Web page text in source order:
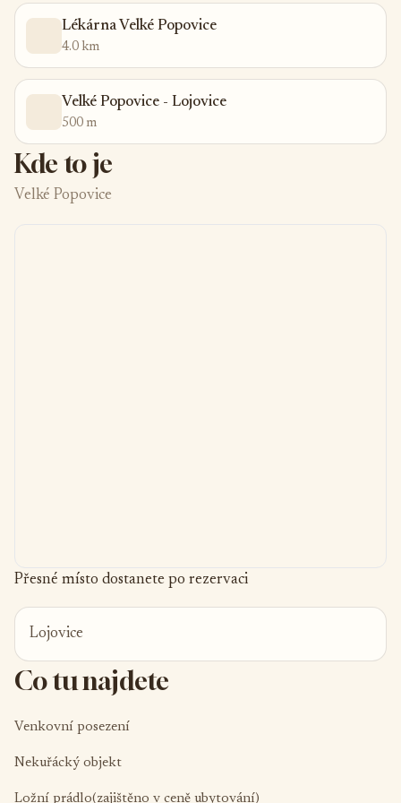
kamnech. Lokalita: Apartmány se nachází téměř na konci slepé
ulice v klidné části obce Lojovice (Velké Popovice). Jsme součástí
Velkopopovickém parku - nejzachovalejší části přírody v okolí
Prahy. Poloha je ideální pro ty, kdo touží po odpočinku v přírodě,
krásných procházkách, cyklistice i výletech za památkami a
dalšími atrakcemi okolí.
Lékárna Velké Popovice
4.0 km
Velké Popovice - Lojovice
500 m
Kde to je
Velké Popovice
Přesné místo dostanete po rezervaci
Lojovice
Co tu najdete
Venkovní posezení
Nekuřácký objekt
Ložní prádlo(zajištěno v ceně ubytování)